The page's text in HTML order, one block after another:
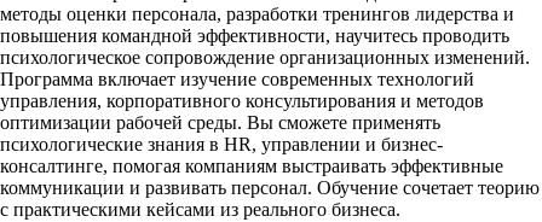
методы оценки персонала, разработки тренингов лидерства и
повышения командной эффективности, научитесь проводить
психологическое сопровождение организационных изменений.
Программа включает изучение современных технологий
управления, корпоративного консультирования и методов
оптимизации рабочей среды. Вы сможете применять
психологические знания в HR, управлении и бизнес-
консалтинге, помогая компаниям выстраивать эффективные
коммуникации и развивать персонал. Обучение сочетает теорию
с практическими кейсами из реального бизнеса.